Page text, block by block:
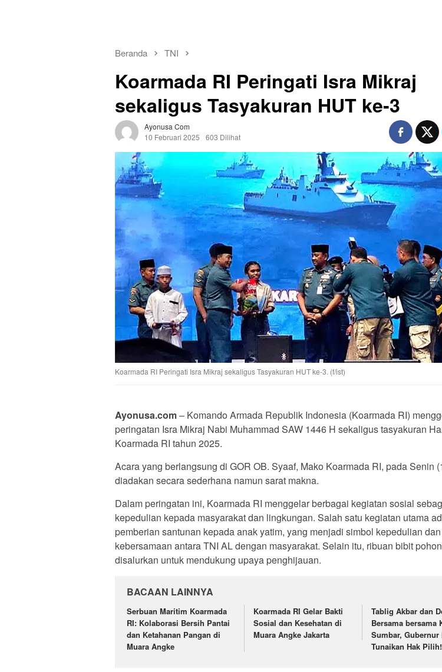
Beranda TNI
Koarmada RI Peringati Isra Mikraj
sekaligus Tasyakuran HUT ke-3
Ayonusa Com
10 Februari 2025
603 Dilihat
Koarmada RI Peringati Isra Mikraj sekaligus Tasyakuran HUT ke-3. (f/ist)
Ayonusa.com– Komando Armada Republik Indonesia (Koarmada RI)
peringatan Isra Mikraj Nabi Muhammad SAW 1446 H sekaligus tasyakuran
Koarmada RI tahun 2025.
Acara yang berlangsung di GOR OB. Syaaf, Mako Koarmada RI, pada Senin
diadakan secara sederhana namun sarat makna.
Dalam peringatan ini, Koarmada RI menggelar berbagai kegiatan sosial
kepedulian kepada masyarakat dan lingkungan. Salah satu kegiatan utama
pemberian santunan kepada anak yatim, yang menjadi simbol kepedulian dan
kebersamaan antara TNI AL dengan masyarakat. Selain itu, ribuan bibit
disalurkan untuk mendukung upaya penghijauan.
BACAAN LAINNYA
Serbuan Maritim Koarmada
RI: Kolaborasi Bersih Pantai
dan Ketahanan Pangan di
Muara Angke
Koarmada RI Gelar Bakti
Sosial dan Kesehatan di
Muara Angke Jakarta
Tablig Akbar dan
Bersama bersama
Sumbar, Gubernur
Tunaikan Hak Pilih!